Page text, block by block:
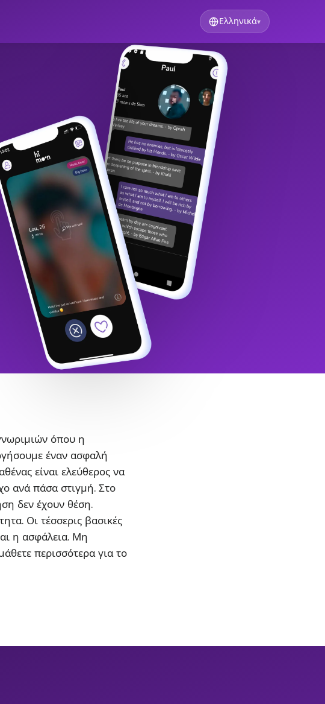
Ελληνικά▾
όπου η
έναν ασφαλή
είναι ελεύθερος να
ανά πάσα στιγμή. Στο
δεν έχουν θέση.
Οι τέσσερις βασικές
η ασφάλεια. Μη
περισσότερα για το